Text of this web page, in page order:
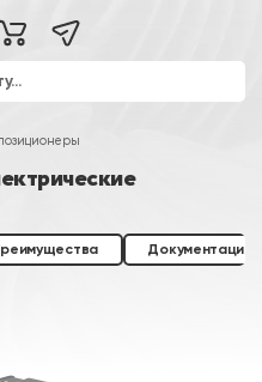
Документация